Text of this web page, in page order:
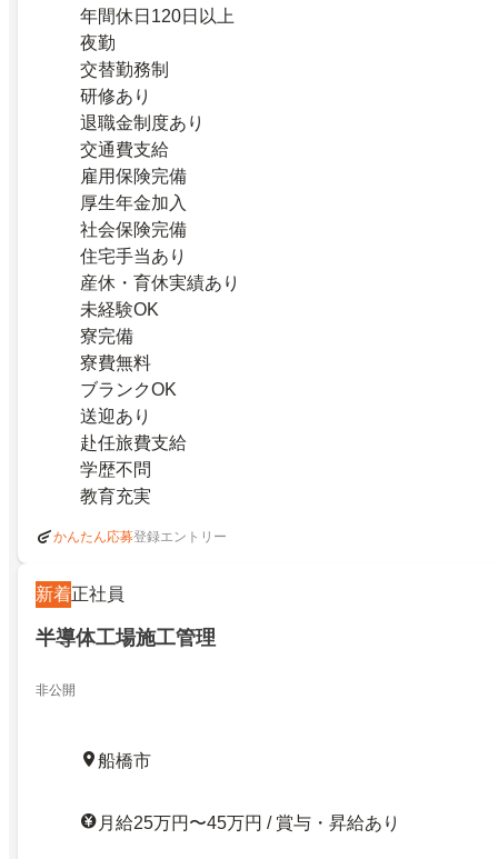
年間休日120日以上
夜勤
交替勤務制
研修あり
退職金制度あり
交通費支給
雇用保険完備
厚生年金加入
社会保険完備
住宅手当あり
産休・育休実績あり
未経験OK
寮完備
寮費無料
ブランクOK
送迎あり
赴任旅費支給
学歴不問
教育充実
かんたん応募登録エントリー
新着正社員
半導体工場施工管理
非公開
船橋市
月給25万円〜45万円 / 賞与・昇給あり